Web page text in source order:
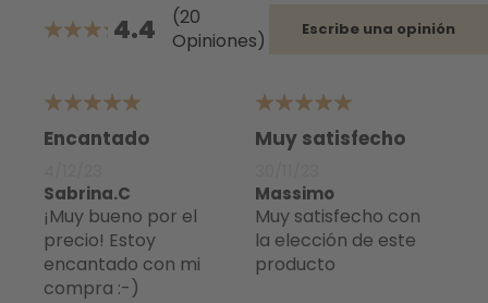
4.4
(20
Opiniones)
Escribe una opinión
5Encantado
Sabrina.C
¡Muy bueno por el
precio! Estoy
encantado con mi
compra :-)
5Muy satisfecho
Massimo
Muy satisfecho con
la elección de este
producto